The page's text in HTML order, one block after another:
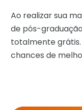
Ao realizar sua
de pós-
totalmente grátis.
chances de